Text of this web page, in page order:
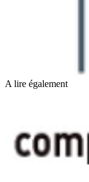
A lire également